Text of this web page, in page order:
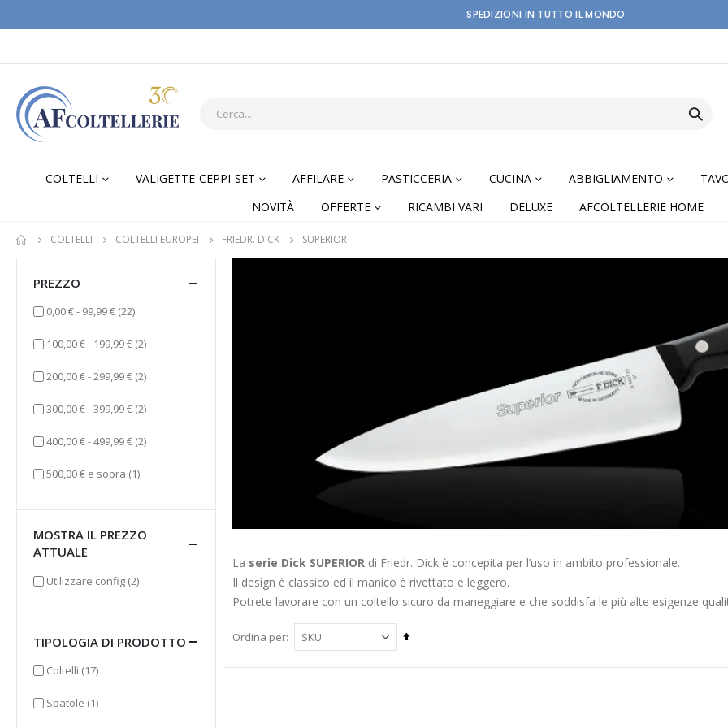
SPEDIZIONI IN TUTTO IL MONDO
COLTELLI VALIGETTE-CEPPI-SET AFFILARE PASTICCERIA CUCINA ABBIGLIAMENTO
NOVITÀ
OFFERTE RICAMBI VARI DELUXE AFCOLTELLERIE HOME
COLTELLI COLTELLI EUROPEI FRIEDR. DICK SUPERIOR
La serie Dick SUPERIORdi Friedr. Dick è concepita per l’uso in ambito professionale.
Il design è classico ed il manico è rivettato e leggero.
Potrete lavorare con un coltello sicuro da maneggiare e che soddisfa le più alte esigenze
Ordina per
Imposta
PREZZO
0,00 €- 99,99 € (22)elementi
100,00 €- 199,99 € (2)elementi
200,00 €-299,99 € (2)elementi
300,00 €-399,99 € (2)elementi
400,00 €-499,99 € (2)elementi
500,00 € e sopra (1)elemento
MOSTRA IL PREZZO
ATTUALE
Utilizzare config (2)elementi
TIPOLOGIA DI PRODOTTO
Coltelli (17)elementi
Spatole (1)elemento